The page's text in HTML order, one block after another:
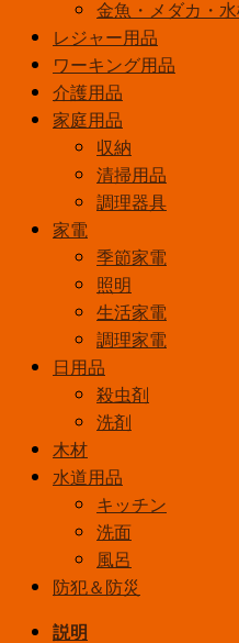
金魚・メダカ・
レジャー用品
ワーキング用品
介護用品
家庭用品
収納
清掃用品
調理器具
家電
季節家電
照明
生活家電
調理家電
日用品
殺虫剤
洗剤
木材
水道用品
キッチン
洗面
風呂
防犯＆防災
説明